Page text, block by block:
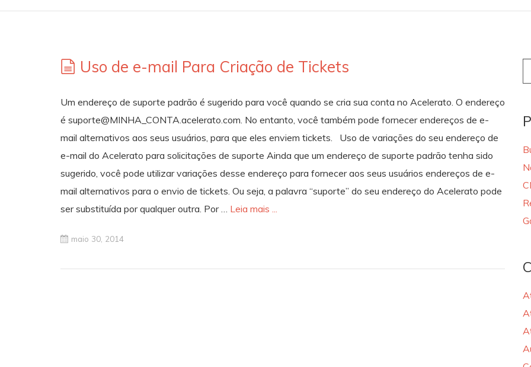
Uso de e-mail Para Criação de Tickets
Um endereço de suporte padrão é sugerido para você quando se cria sua conta no Acelerato. O endereço
é suporte@MINHA_CONTA.acelerato.com. No entanto, você também pode fornecer endereços de e-
mail alternativos aos seus usuários, para que eles enviem tickets. Uso de variações do seu endereço de
e-mail do Acelerato para solicitações de suporte Ainda que um endereço de suporte padrão tenha sido
sugerido, você pode utilizar variações desse endereço para fornecer aos seus usuários endereços de e-
mail alternativos para o envio de tickets. Ou seja, a palavra “suporte” do seu endereço do Acelerato pode
ser substituída por qualquer outra. Por … Leia mais ...
maio 30, 2014